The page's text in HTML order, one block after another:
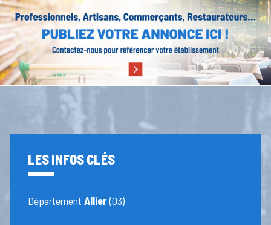
LES INFOS CLÉS
DépartementAllier(03)